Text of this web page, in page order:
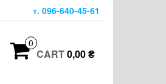
т. 096-640-45-61
0
CART0,00 ₴